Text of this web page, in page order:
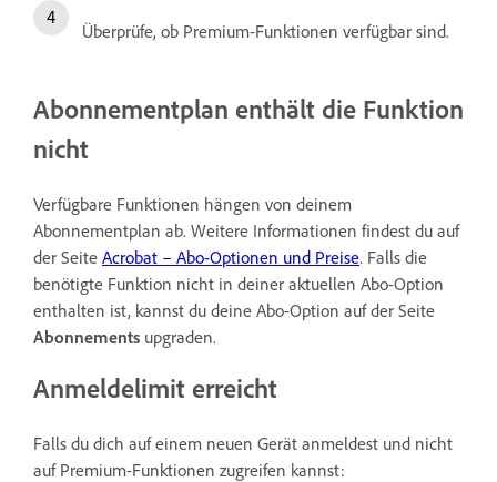
Überprüfe, ob Premium-Funktionen verfügbar sind.
Abonnementplan enthält die Funktion
nicht
Verfügbare Funktionen hängen von deinem
Abonnementplan ab. Weitere Informationen findest du auf
der Seite Acrobat – Abo-Optionen und Preise. Falls die
benötigte Funktion nicht in deiner aktuellen Abo-Option
enthalten ist, kannst du deine Abo-Option auf der Seite
Abonnements upgraden.
Anmeldelimit erreicht
Falls du dich auf einem neuen Gerät anmeldest und nicht
auf Premium-Funktionen zugreifen kannst: